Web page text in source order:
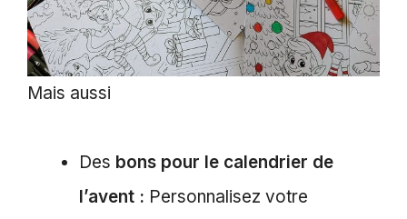
Mais aussi
Des bons pour le calendrier de
l’avent : Personnalisez votre